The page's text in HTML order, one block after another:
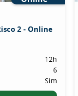
2 - Online
12h
6
Sim